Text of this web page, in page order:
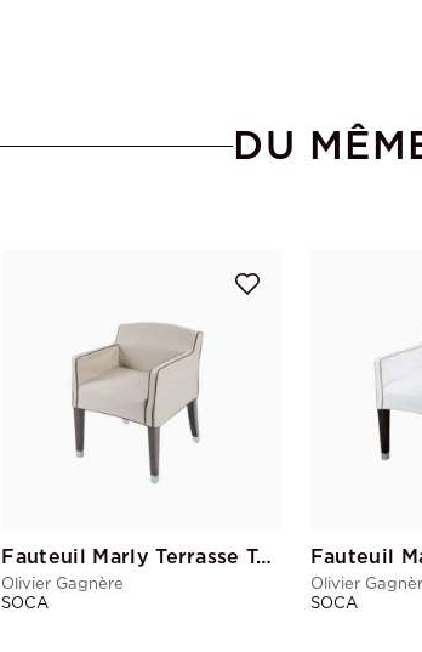
DU
Fauteuil Marly Terrasse Taupe
Olivier Gagnère
SOCA
Olivier
SOCA